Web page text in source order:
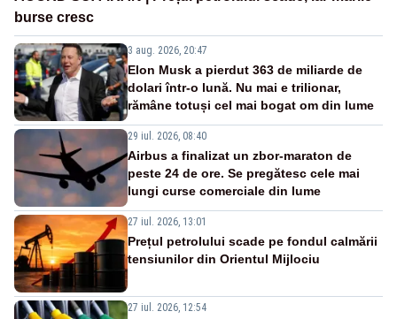
burse cresc
3 aug. 2026, 20:47
Elon Musk a pierdut 363 de miliarde de
dolari într-o lună. Nu mai e trilionar,
rămâne totuși cel mai bogat om din lume
29 iul. 2026, 08:40
Airbus a finalizat un zbor-maraton de
peste 24 de ore. Se pregătesc cele mai
lungi curse comerciale din lume
27 iul. 2026, 13:01
Prețul petrolului scade pe fondul calmării
tensiunilor din Orientul Mijlociu
27 iul. 2026, 12:54